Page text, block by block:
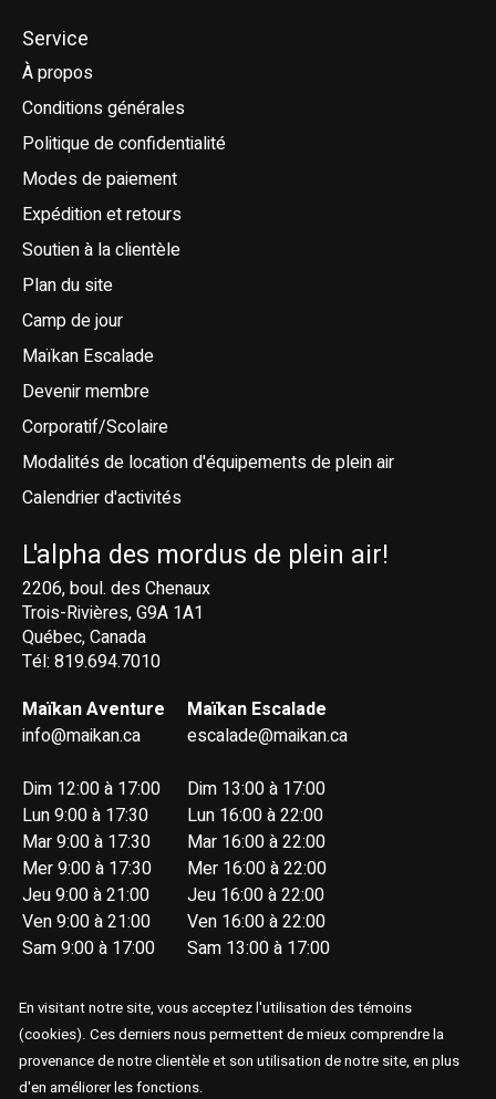
Service
À propos
Conditions générales
Politique de confidentialité
Modes de paiement
Expédition et retours
Soutien à la clientèle
Plan du site
Camp de jour
Maïkan Escalade
Devenir membre
Corporatif/Scolaire
Modalités de location d'équipements de plein air
Calendrier d'activités
L'alpha des mordus de plein air!
2206, boul. des Chenaux
Trois-Rivières, G9A 1A1
Québec, Canada
Tél: 819.694.7010
Maïkan Aventure
info@maikan.ca
Dim 12:00 à 17:00
Lun 9:00 à 17:30
Mar 9:00 à 17:30
Mer 9:00 à 17:30
Jeu 9:00 à 21:00
Ven 9:00 à 21:00
Sam 9:00 à 17:00
Maïkan Escalade
escalade@maikan.ca
Dim 13:00 à 17:00
Lun 16:00 à 22:00
Mar 16:00 à 22:00
Mer 16:00 à 22:00
Jeu 16:00 à 22:00
Ven 16:00 à 22:00
Sam 13:00 à 17:00
En visitant notre site, vous acceptez l'utilisation des témoins
(cookies). Ces derniers nous permettent de mieux comprendre la
provenance de notre clientèle et son utilisation de notre site, en plus
d'en améliorer les fonctions.